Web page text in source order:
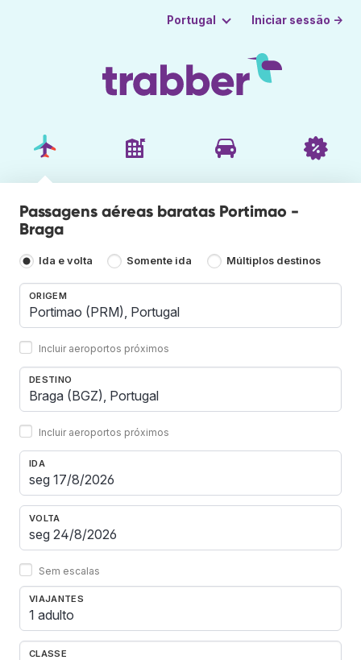
Portugal Iniciar sessão →
Passagens aéreas baratas Portimao -
Braga
Ida e volta Somente ida Múltiplos destinos
ORIGEM
Incluir aeroportos próximos
DESTINO
Incluir aeroportos próximos
IDA
VOLTA
Sem escalas
VIAJANTES
1 adulto
CLASSE